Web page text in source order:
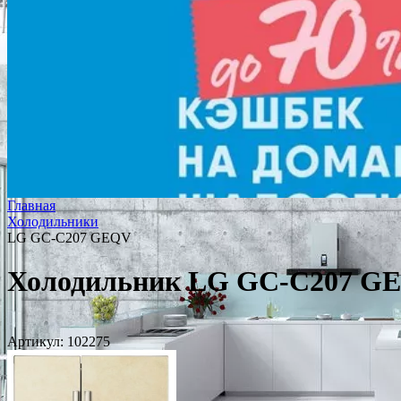
Главная
Холодильники
LG GC-C207 GEQV
Холодильник LG GC-C207
Артикул: 102275